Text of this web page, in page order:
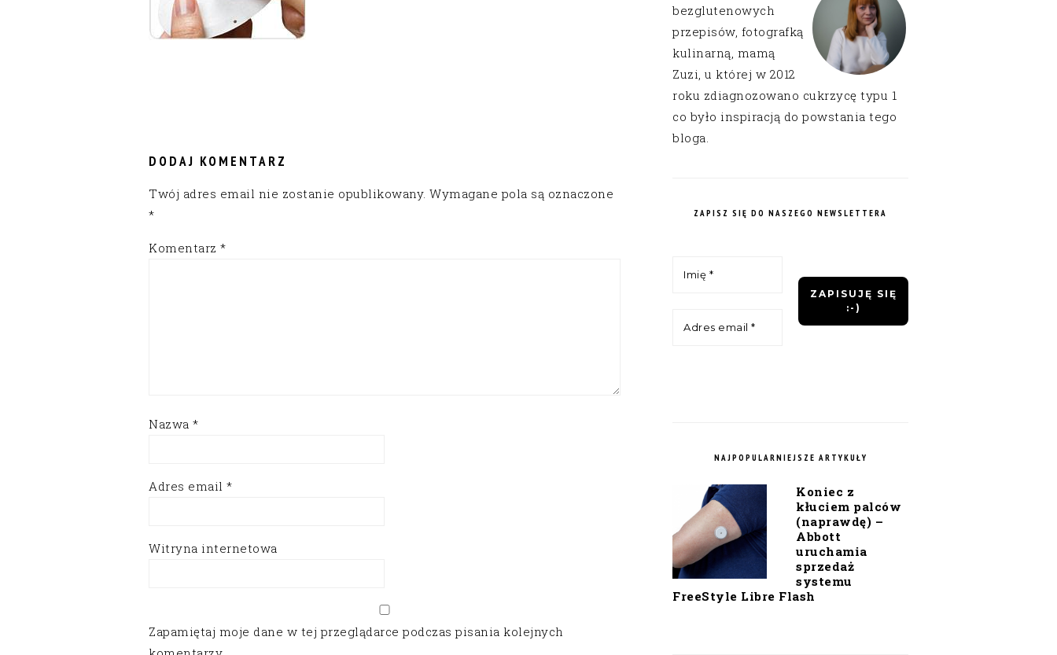
DODAJ KOMENTARZ
Twój adres email nie zostanie opublikowany. Wymagane pola są oznaczone
*
Komentarz *
Nazwa *
Adres email *
Witryna internetowa
Zapamiętaj moje dane w tej przeglądarce podczas pisania kolejnych
bezglutenowych
przepisów, fotografką
kulinarną, mamą
Zuzi, u której w 2012
roku zdiagnozowano cukrzycę typu 1
co było inspiracją do powstania tego
bloga.
ZAPISZ SIĘ DO NASZEGO NEWSLETTERA
NAJPOPULARNIEJSZE ARTYKUŁY
Koniec z
kłuciem palców
(naprawdę) –
Abbott
uruchamia
sprzedaż
systemu
FreeStyle Libre Flash